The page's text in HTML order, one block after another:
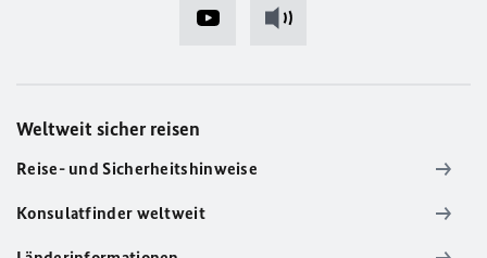
Weltweit sicher reisen
Reise- und Sicherheitshinweise
Konsulatfinder weltweit